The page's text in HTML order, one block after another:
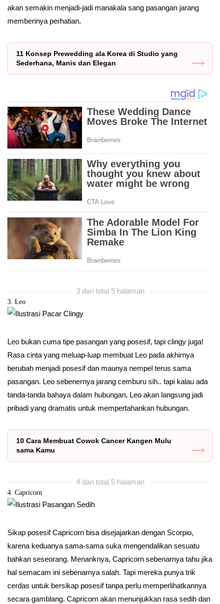
akan semakin menjadi-jadi manakala sang pasangan jarang
memberinya perhatian.
11 Konsep Prewedding ala Korea di Studio yang
Sederhana, Manis dan Elegan
3 dari total 5 halaman
3. Leo
Leo bukan cuma tipe pasangan yang posesif, tapi clingy juga!
Rasa cinta yang meluap-luap membuat Leo pada akhirnya
berubah menjadi posesif dan maunya nempel terus sama
pasangan. Leo sebenernya jarang cemburu sih.. tapi kalau ada
tanda-tanda bahaya dalam hubungan, Leo akan langsung jadi
pribadi yang dramatis untuk mempertahankan hubungan.
10 Cara Membuat Cowok Cancer Kangen Mulu
sama Kamu
4 dari total 5 halaman
4. Capricorn
Sikap posesif Capricorn bisa disejajarkan dengan Scorpio,
karena keduanya sama-sama suka mengendalikan sesuatu
bahkan seseorang. Menariknya, Capricorn sebenarnya tahu jika
hal semacam ini sebenarnya salah. Tapi mereka punya trik
cerdas untuk bersikap posesif tanpa perlu memperlihatkannya
secara gamblang. Capricorn akan menunjukkan rasa sedih dan